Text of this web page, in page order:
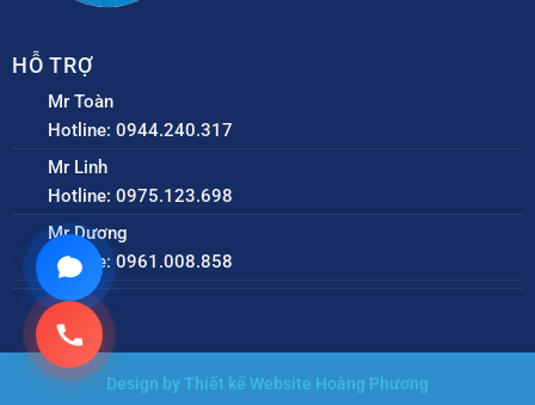
HỖ TRỢ
Mr Toàn
Hotline: 0944.240.317
Mr Linh
Hotline: 0975.123.698
Mr Dương
Hotline: 0961.008.858
Design by Thiết kế Website Hoàng Phương